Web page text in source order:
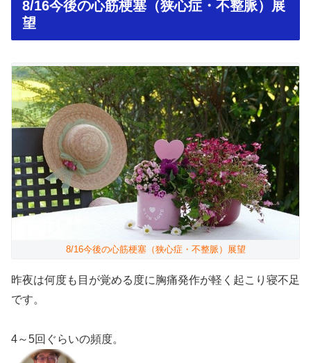
8/16今後の心筋梗塞（狭心症・不整脈）展
望
8/16今後の心筋梗塞（狭心症・不整脈）展望
昨夜は何度も目が覚める度に胸痛発作が軽く起こり寝不足
です。
4～5回ぐらいの頻度。